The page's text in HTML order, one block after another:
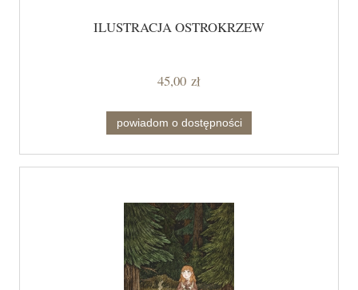
ILUSTRACJA OSTROKRZEW
45,00 zł
powiadom o dostępności